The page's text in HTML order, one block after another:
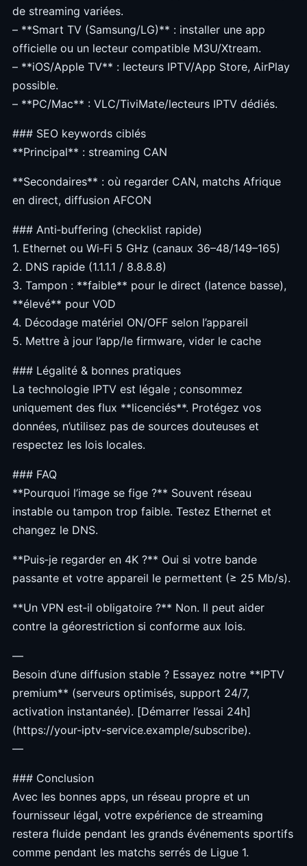
de streaming variées.
– **Smart TV (Samsung/LG)** : installer une app
officielle ou un lecteur compatible M3U/Xtream.
– **iOS/Apple TV** : lecteurs IPTV/App Store, AirPlay
possible.
– **PC/Mac** : VLC/TiviMate/lecteurs IPTV dédiés.
### SEO keywords ciblés
**Principal** : streaming CAN
**Secondaires** : où regarder CAN, matchs Afrique
en direct, diffusion AFCON
### Anti‑buffering (checklist rapide)
1. Ethernet ou Wi‑Fi 5 GHz (canaux 36–48/149–165)
2. DNS rapide (1.1.1.1 / 8.8.8.8)
3. Tampon : **faible** pour le direct (latence basse),
**élevé** pour VOD
4. Décodage matériel ON/OFF selon l’appareil
5. Mettre à jour l’app/le firmware, vider le cache
### Légalité & bonnes pratiques
La technologie IPTV est légale ; consommez
uniquement des flux **licenciés**. Protégez vos
données, n’utilisez pas de sources douteuses et
respectez les lois locales.
### FAQ
**Pourquoi l’image se fige ?** Souvent réseau
instable ou tampon trop faible. Testez Ethernet et
changez le DNS.
**Puis‑je regarder en 4K ?** Oui si votre bande
passante et votre appareil le permettent (≥ 25 Mb/s).
**Un VPN est‑il obligatoire ?** Non. Il peut aider
contre la géorestriction si conforme aux lois.
—
Besoin d’une diffusion stable ? Essayez notre **IPTV
premium** (serveurs optimisés, support 24/7,
activation instantanée). [Démarrer l’essai 24h]
(https://your-iptv-service.example/subscribe).
—
### Conclusion
Avec les bonnes apps, un réseau propre et un
fournisseur légal, votre expérience de streaming
restera fluide pendant les grands événements sportifs
comme pendant les matchs serrés de Ligue 1.